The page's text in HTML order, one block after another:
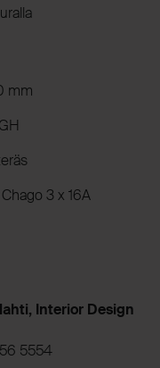
mm
3 x 16A
Interior Design
5554